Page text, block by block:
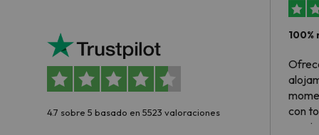
4.7 sobre 5 basado en 5523 valoraciones
con